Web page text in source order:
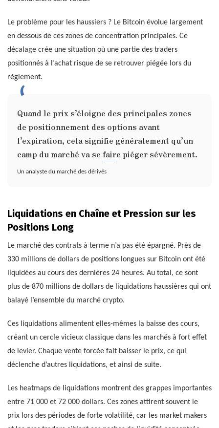
Le problème pour les haussiers ? Le Bitcoin évolue largement
en dessous de ces zones de concentration principales. Ce
décalage crée une situation où une partie des traders
positionnés à l’achat risque de se retrouver piégée lors du
règlement.
Quand le prix s’éloigne des principales zones
de positionnement des options avant
l’expiration, cela signifie généralement qu’un
camp du marché va se faire piéger sévèrement.
Un analyste du marché des dérivés
Liquidations en Chaîne et Pression sur les
Positions Long
Le marché des contrats à terme n’a pas été épargné. Près de
330 millions de dollars de positions longues sur Bitcoin ont été
liquidées au cours des dernières 24 heures. Au total, ce sont
plus de 870 millions de dollars de liquidations haussières qui ont
balayé l’ensemble du marché crypto.
Ces liquidations alimentent elles-mêmes la baisse des cours,
créant un cercle vicieux classique dans les marchés à fort effet
de levier. Chaque vente forcée fait baisser le prix, ce qui
déclenche d’autres liquidations, et ainsi de suite.
Les heatmaps de liquidations montrent des grappes importantes
entre 71 000 et 72 000 dollars. Ces zones attirent souvent le
prix lors des périodes de forte volatilité, car les market makers